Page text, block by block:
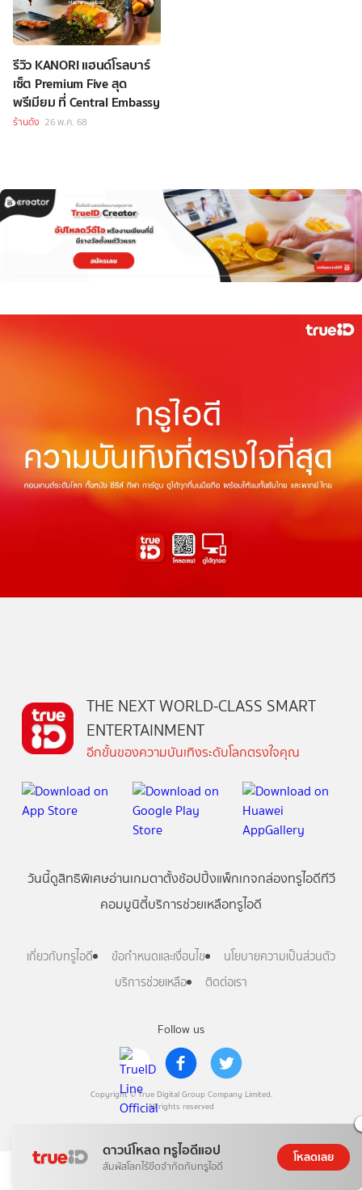
รีวิว KANORI แฮนด์โรลบาร์
เซ็ต Premium Five สุด
พรีเมียม ที่ Central Embassy
ร้านดัง 26 พ.ค. 68
ดาวน์โหลด ทรูไอดีแอป
สัมผัสโลกไร้ขีดจำกัดกับทรูไอดี
โหลดเลย
Follow us
Copyright © True Digital Group Company Limited.
All rights reserved
THE NEXT WORLD-CLASS SMART
ENTERTAINMENT
อีกขั้นของความบันเทิงระดับโลกตรงใจคุณ
วันนี้ดูสิทธิพิเศษอ่านเกมตาตั้งช้อปปิ้งแพ็กเกจกล่องทรูไอดีทีวี
คอมมูนิตี้บริการช่วยเหลือทรูไอดี
เกี่ยวกับทรูไอดี ข้อกำหนดและเงื่อนไข
นโยบายความเป็นส่วนตัว
บริการช่วยเหลือ
ติดต่อเรา